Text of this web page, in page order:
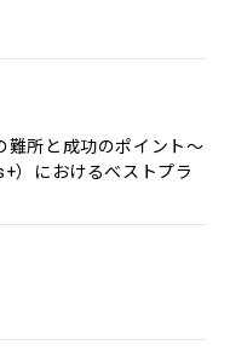
難所と成功のポイント～
）におけるベストプラ